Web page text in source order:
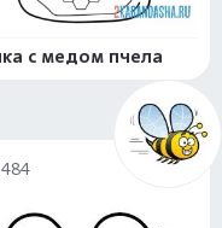
с медом пчела
484